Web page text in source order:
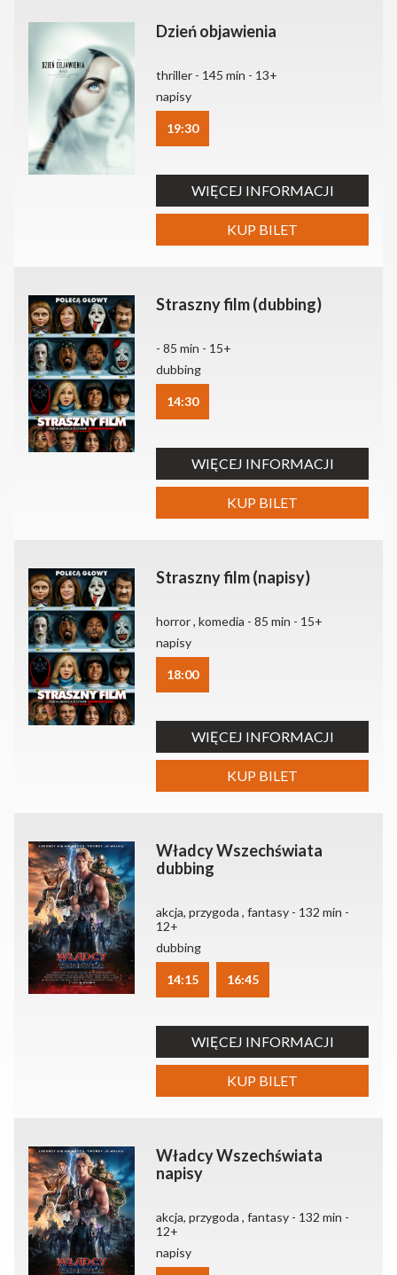
Dzień objawienia
thriller - 145 min - 13+
napisy
19:30
WIĘCEJ INFORMACJI
KUP BILET
Straszny film (dubbing)
- 85 min - 15+
dubbing
14:30
WIĘCEJ INFORMACJI
KUP BILET
Straszny film (napisy)
horror , komedia - 85 min - 15+
napisy
18:00
WIĘCEJ INFORMACJI
KUP BILET
Władcy Wszechświata
dubbing
akcja, przygoda , fantasy - 132 min -
12+
dubbing
14:15 16:45
WIĘCEJ INFORMACJI
KUP BILET
Władcy Wszechświata
napisy
akcja, przygoda , fantasy - 132 min -
12+
napisy